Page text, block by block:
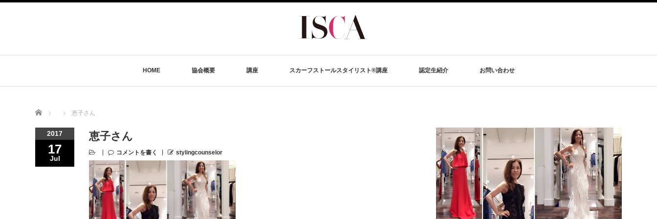
HOME 協会概要 講座 スカーフストールスタイリスト®講座 認定生紹介 お問い合わせ
Home 恵子さん
2017
17
Jul
恵子さん
コメントを書く stylingcounselor